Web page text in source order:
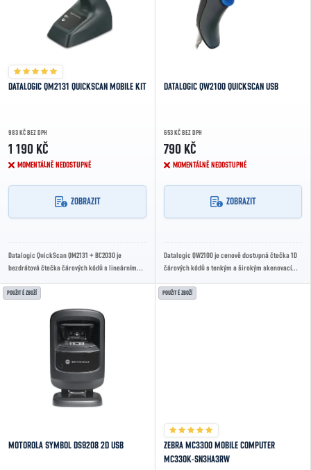
DATALOGIC QM2131 QUICKSCAN MOBILE KIT
983 KČ BEZ DPH
1 190 KČ
MOMENTÁLNĚ NEDOSTUPNÉ
ZOBRAZIT
Datalogic QuickScan QM2131 + BC2030 je
bezdrátová čtečka čárových kódů s lineárním
skenování,...
DATALOGIC QW2100 QUICKSCAN USB
653 KČ BEZ DPH
790 KČ
MOMENTÁLNĚ NEDOSTUPNÉ
ZOBRAZIT
Datalogic QW2100 je cenově dostupná čtečka 1D
čárových kódů s tenkým a širokým skenovacím
POUŽITÉ ZBOŽÍ
MOTOROLA SYMBOL DS9208 2D USB
POUŽITÉ ZBOŽÍ
ZEBRA MC3300 MOBILE COMPUTER
MC330K-SN3HA3RW